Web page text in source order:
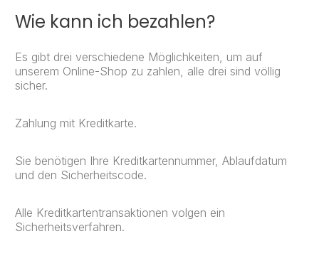
Wie kann ich bezahlen?
Es gibt drei verschiedene Möglichkeiten, um auf
unserem Online-Shop zu zahlen, alle drei sind völlig
sicher.
Zahlung mit Kreditkarte.
Sie benötigen Ihre Kreditkartennummer, Ablaufdatum
und den Sicherheitscode.
Alle Kreditkartentransaktionen volgen ein
Sicherheitsverfahren.